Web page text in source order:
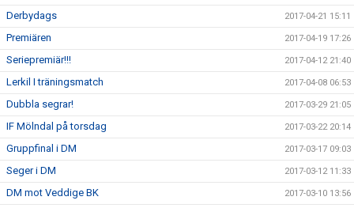
Derbydags 2017-04-21 15:11
Premiären 2017-04-19 17:26
Seriepremiär!!! 2017-04-12 21:40
Lerkil I träningsmatch 2017-04-08 06:53
Dubbla segrar! 2017-03-29 21:05
IF Mölndal på torsdag 2017-03-22 20:14
Gruppfinal i DM 2017-03-17 09:03
Seger i DM 2017-03-12 11:33
DM mot Veddige BK 2017-03-10 13:56